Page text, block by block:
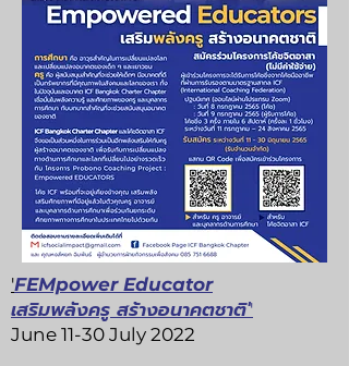
'FEMpower Educator
เสริมพลังครู สร้างอนาคตชาติ''
June 11-30 July 2022